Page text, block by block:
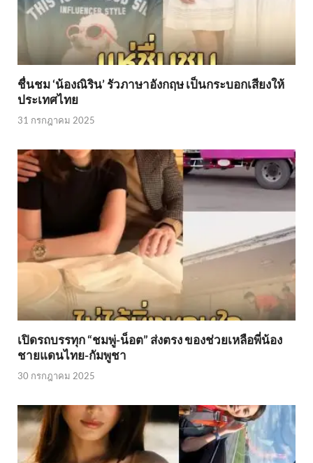
ชื่นชม ‘น้องณิริน’ รัวภาษาอังกฤษ เป็นกระบอกเสียงให้
ประเทศไทย
31 กรกฎาคม 2025
เปิดรถบรรทุก “ชมพู่-น็อต” ส่งตรง ของช่วยเหลือพี่น้อง
ชายแดนไทย-กัมพูชา
30 กรกฎาคม 2025